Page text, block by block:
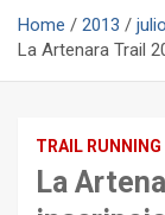
Home 2013 julio
La Artenara Trail
TRAIL RUNNING
La